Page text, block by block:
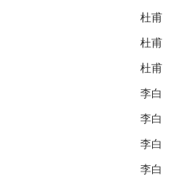
杜甫
杜甫
杜甫
李白
李白
李白
李白